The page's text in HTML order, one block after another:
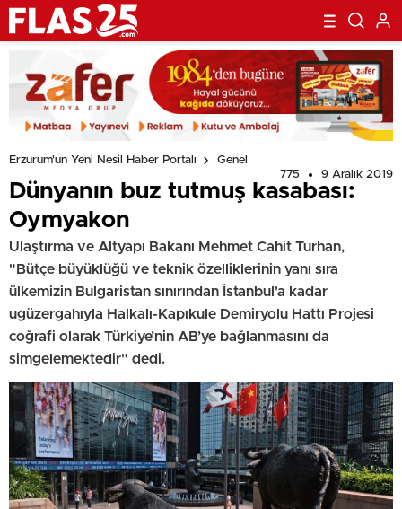
Erzurum'un Yeni Nesil Haber Portalı
Genel
775
9 Aralık 2019
Dünyanın buz tutmuş kasabası:
Oymyakon
Ulaştırma ve Altyapı Bakanı Mehmet Cahit Turhan,
"Bütçe büyüklüğü ve teknik özelliklerinin yanı sıra
ülkemizin Bulgaristan sınırından İstanbul'a kadar
ugüzergahıyla Halkalı-Kapıkule Demiryolu Hattı Projesi
coğrafi olarak Türkiye’nin AB’ye bağlanmasını da
simgelemektedir" dedi.